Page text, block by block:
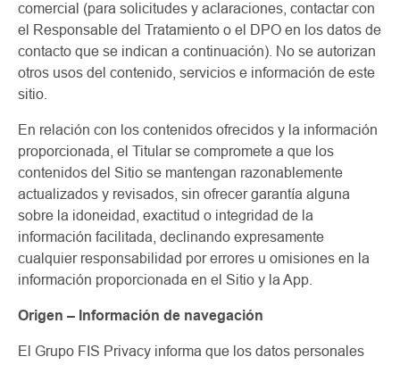
comercial (para solicitudes y aclaraciones, contactar con
el Responsable del Tratamiento o el DPO en los datos de
contacto que se indican a continuación). No se autorizan
otros usos del contenido, servicios e información de este
sitio.
En relación con los contenidos ofrecidos y la información
proporcionada, el Titular se compromete a que los
contenidos del Sitio se mantengan razonablemente
actualizados y revisados, sin ofrecer garantía alguna
sobre la idoneidad, exactitud o integridad de la
información facilitada, declinando expresamente
cualquier responsabilidad por errores u omisiones en la
información proporcionada en el Sitio y la App.
Origen – Información de navegación
El Grupo FIS Privacy informa que los datos personales